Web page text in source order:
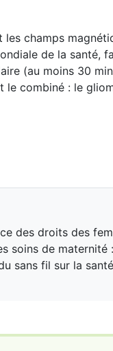
les champs
de la santé,
(au moins 30
combiné : le
des droits des
soins de maternité
sans fil sur la